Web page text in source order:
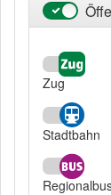
Zug
Stadtbahn